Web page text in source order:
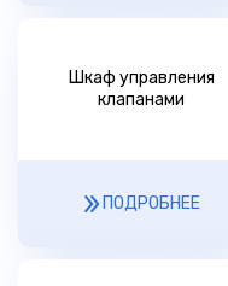
Шкаф управления
клапанами
ПОДРОБНЕЕ